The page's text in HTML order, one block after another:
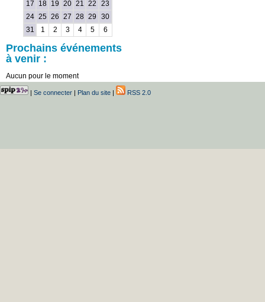
17
18 19 20 21 22
23
24 25 26 27 28 29
30
31
1 2 3 4 5 6
Prochains événements
à venir :
Aucun pour le moment
Se connecter Plan du site RSS 2.0